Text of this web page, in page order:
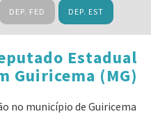
DEP. FED DEP. EST
Estadual
Guiricema (MG)
no município de Guiricema